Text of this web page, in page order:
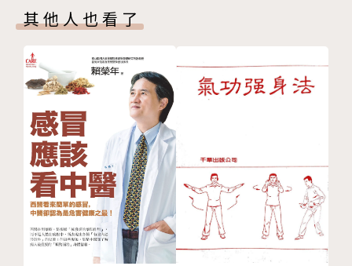
潘明德 Peter
｜經歷｜
大德物理治療所｜院長
中華民國物理治療師高等考試
物理治療臨床專業執業20年
佘雪紅瑜珈師資培訓班｜教授《解剖學》及《運動傷害
預防》課程15年
｜學歷｜
美國德州大學阿靈頓分校商學院管理碩士
關 嘴巴張開痛咬合也會痛 診療後緊繃嘴獲得釋放
案例 2 笑口常開的年輕小資女孩 經常笑到下巴錯位
落下骸 震波雷射運動放鬆嘴肌肉 從此不用再擔心會掉
下巴
案例 3 個性沉靜慧黠的小學生 放鬆頸部的胸鎖乳突
肌 改善閱讀跳字無法專注 重回開心上課快樂學習
案例 4 年近七十歲的退休老師 頭痛肩頸僵硬聽力下
降 牙口不良咬合不正所致 經診療後症狀逐步改善
案例 5 年輕漂亮女生的失眠族 睡姿不良產生肌力不
均 診療後不打鼾也不磨牙 從大小臉回復成小可愛
案例 6 睡著後震耳欲聾男性打鼾族 轟天雷打呼聲影
響夫妻關係 物理診療大幅降低睡覺鼾聲 小倆口冷戰分
其他人也看了